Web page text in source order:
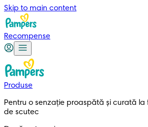
Skip to main content
Recompense
Produse
Pentru o senzație proaspătă și curată
de scutec